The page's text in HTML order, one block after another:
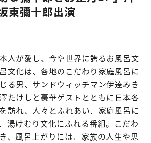
東彌十郎出演
人が愛し、今や世界に誇るお風呂文
文化は、各地のこだわり家庭風呂に
る男、サンドウィッチマン伊達みき
たけしと豪華ゲストとともに日本各
訪れ、人々とふれあい、家庭風呂に
湯けむり文化にふれる番組。こだわ
、風呂上がりには、家族の人生や思